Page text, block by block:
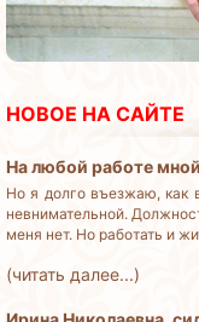
НОВОЕ НА САЙТЕ
На любой работе
Но я долго въезжаю, как
невнимательной.
меня нет. Но работать и
(читать далее...)